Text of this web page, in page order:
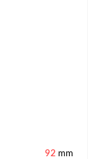
92 mm